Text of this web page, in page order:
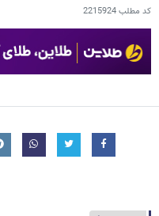
کد مطلب2215924